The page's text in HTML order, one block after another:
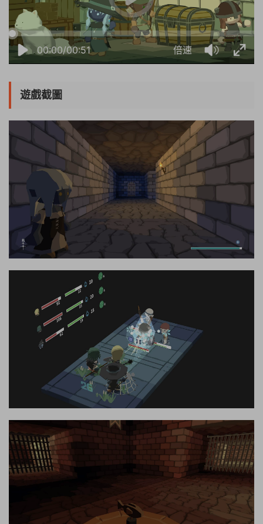
00:00/00:51 倍速
遊戲截圖